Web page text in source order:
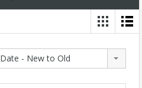
Date - New to Old